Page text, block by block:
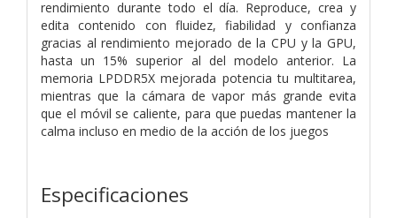
rendimiento durante todo el día. Reproduce, crea y
edita contenido con fluidez, fiabilidad y confianza
gracias al rendimiento mejorado de la CPU y la GPU,
hasta un 15% superior al del modelo anterior. La
memoria LPDDR5X mejorada potencia tu multitarea,
mientras que la cámara de vapor más grande evita
que el móvil se caliente, para que puedas mantener la
calma incluso en medio de la acción de los juegos
Especificaciones